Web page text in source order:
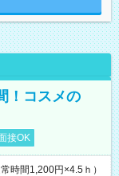
！コスメの
接OK
時間1,200円×4.5ｈ）